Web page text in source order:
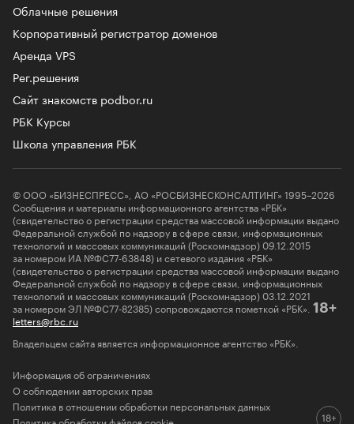
Облачные решения
Корпоративный регистратор доменов
Аренда VPS
Рег.решения
Сайт знакомств podbor.ru
РБК Курсы
Школа управления РБК
© ООО «БИЗНЕСПРЕСС», АО «РОСБИЗНЕСКОНСАЛТИНГ» 1995–2026
Сообщения и материалы информационного агентства «РБК»
(свидетельство о регистрации средства массовой информации выдано
Федеральной службой по надзору в сфере связи, информационных
технологий и массовых коммуникаций (Роскомнадзор) 09.12.2015
за номером ИА №ФС77-63848) и сетевого издания «РБК»
(свидетельство о регистрации средства массовой информации выдано
Федеральной службой по надзору в сфере связи, информационных
технологий и массовых коммуникаций (Роскомнадзор) 03.12.2021
за номером ЭЛ №ФС77-82385) сопровождаются пометкой «РБК». 18+
letters@rbc.ru
Владельцем сайта является информационное агентство «РБК».
Информация об ограничениях
О соблюдении авторских прав
Политика в отношении обработки персональных данных